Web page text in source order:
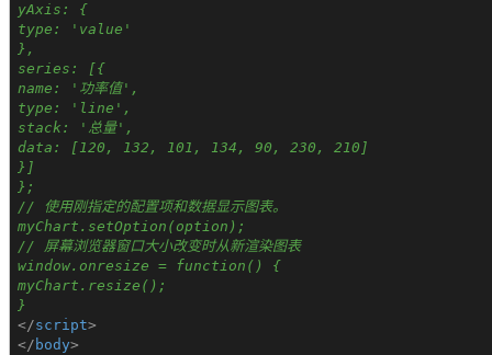
yAxis: {
type: 'value'
},
series: [{
name: '功率值',
type: 'line',
stack: '总量',
data: [120, 132, 101, 134, 90, 230, 210]
}]
};
// 使用刚指定的配置项和数据显示图表。
myChart.setOption(option);
// 屏幕浏览器窗口大小改变时从新渲染图表
window.onresize = function() {
myChart.resize();
}
</script>
</ body>